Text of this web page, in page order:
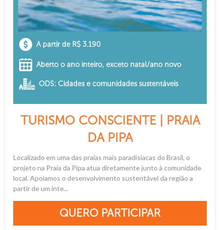
A partir de R$ 3.190
Aberto o ano inteiro, exceto natal/ano novo
ODS: Cidades e comunidades sustentáveis
TURISMO CONSCIENTE | PRAIA
DA PIPA
Localizado em uma das praias mais paradisíacas do Brasil, o
projeto na Praia da Pipa atua diretamente junto à comunidade
local. Apoiamos o desenvolvimento sustentável da região a
partir de um inte...
QUERO PARTICIPAR